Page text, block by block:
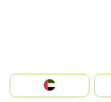
الإمارات العربية المتحدة